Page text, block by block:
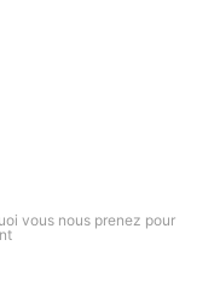
vous nous prenez pour